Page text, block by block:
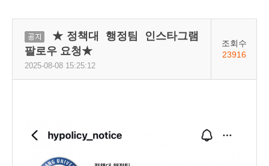
공지
★정책대 행정팀 인스타그램
팔로우 요청★
2025-08-08 15:25:12
조회수
23916